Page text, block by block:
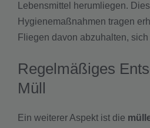
Lebensmittel herumliegen.
Hygienemaßnahmen tragen
Fliegen davon abzuhalten,
Regelmäßiges
Müll
Ein weiterer Aspekt ist die